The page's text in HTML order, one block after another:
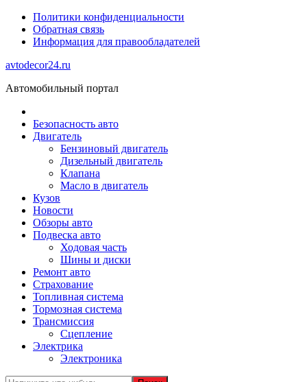
Политики конфиденциальности
Обратная связь
Информация для правообладателей
avtodecor24.ru
Автомобильный портал
Безопасность авто
Двигатель
Бензиновый двигатель
Дизельный двигатель
Клапана
Масло в двигатель
Кузов
Новости
Обзоры авто
Подвеска авто
Ходовая часть
Шины и диски
Ремонт авто
Страхование
Топливная система
Тормозная система
Трансмиссия
Сцепление
Электрика
Электроника